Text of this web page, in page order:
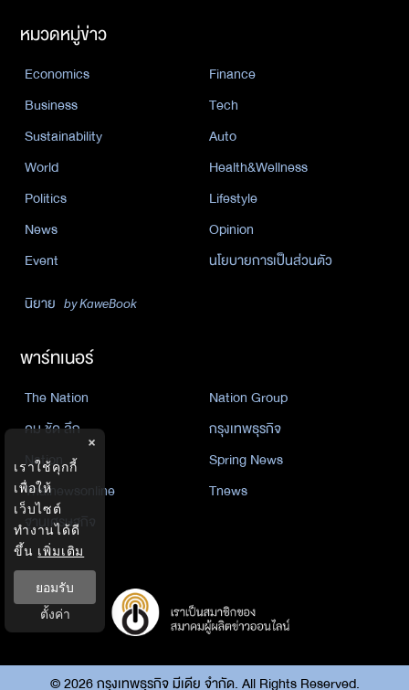
หมวดหมู่ข่าว
Economics
Finance
Business
Tech
Sustainability
Auto
World
Health&Wellness
Politics
Lifestyle
News
Opinion
Event
นโยบายการเป็นส่วนตัว
นิยาย by KaweBook
พาร์ทเนอร์
The Nation
Nation Group
คม ชัด ลึก
กรุงเทพธุรกิจ
Nation
Spring News
Thainewsonline
Tnews
ฐานเศรษฐกิจ
©2026กรุงเทพธุรกิจ มีเดีย จำกัด. All Rights Reserved.
×
เราใช้คุกกี้
เพื่อให้
เว็บไซต์
ทำงานได้ดี
ขึ้น เพิ่มเติม
ยอมรับ
ตั้งค่า